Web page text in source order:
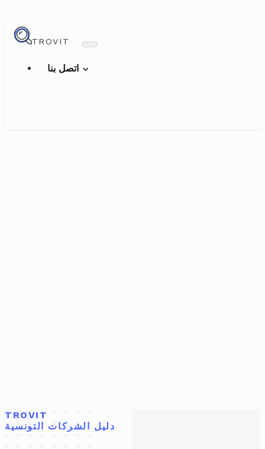
TROVIT
TROVIT
دليل الشركات التونسية